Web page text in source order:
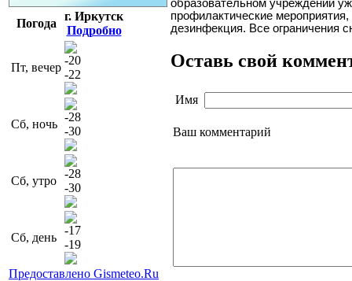
Погода
г. Иркутск
Подробно
Пт, вечер
-20
-22
Сб, ночь
-28
-30
Сб, утро
-28
-30
Сб, день
-17
-19
Предоставлено Gismeteo.Ru
образовательном учреждении
профилактические
дезинфекция. Все ограничения
Оставь свой
Имя
Ваш комментарий